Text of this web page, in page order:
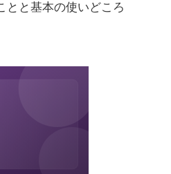
とと基本の使いどころ